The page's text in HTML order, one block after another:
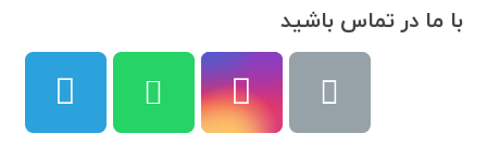
با ما در تماس باشید